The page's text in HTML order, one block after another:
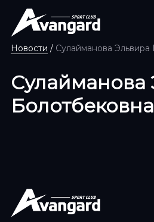
Новости / Сулайманова Эльвира
Сулайманова
Болотбековна